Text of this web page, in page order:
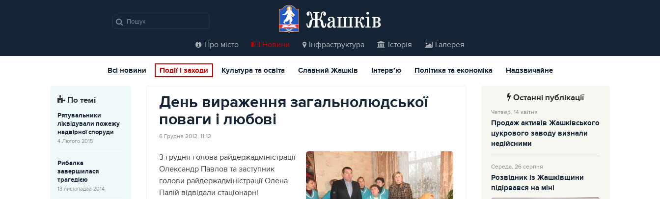
Жашків
Про місто Новини Інфраструктура Історія Галерея
Всі новини Події і заходи Культура та освіта Славний Жашків Інтерв’ю Політика та економіка Надзвичайне
По темі
Рятувальники
ліквідували пожежу
надвірної споруди
4 Лютого 2015
Рибалка
завершилася
трагедією
13 листопадаа 2014
День вираження загальнолюдської
поваги і любові
6 Грудня 2012, 11:12
3 грудня голова райдержадміністрації
Олександр Павлов та заступник
голови райдержадміністрації Олена
Палій відвідали стаціонарні
Останні публікації
Четвер, 14 квітня
Продаж активів Жашківського
цукрового заводу визнали
недійсними
Середа, 26 серпня
Розвідник із Жашківщини
підірвався на міні